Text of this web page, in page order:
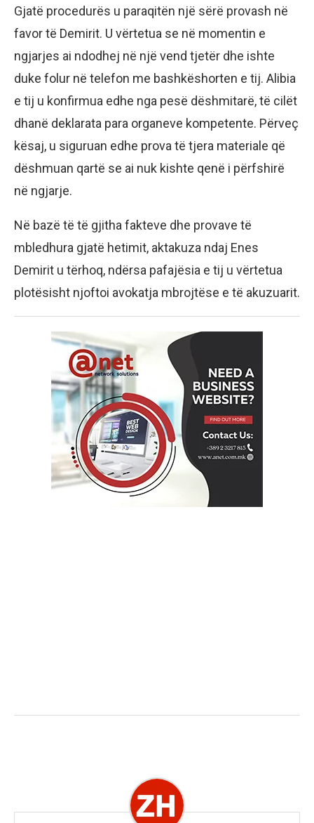
Gjatë procedurës u paraqitën një sërë provash në
favor të Demirit. U vërtetua se në momentin e
ngjarjes ai ndodhej në një vend tjetër dhe ishte
duke folur në telefon me bashkëshorten e tij. Alibia
e tij u konfirmua edhe nga pesë dëshmitarë, të cilët
dhanë deklarata para organeve kompetente. Përveç
kësaj, u siguruan edhe prova të tjera materiale që
dëshmuan qartë se ai nuk kishte qenë i përfshirë
në ngjarje.
Në bazë të të gjitha fakteve dhe provave të
mbledhura gjatë hetimit, aktakuza ndaj Enes
Demirit u tërhoq, ndërsa pafajësia e tij u vërtetua
plotësisht njoftoi avokatja mbrojtëse e të akuzuarit.